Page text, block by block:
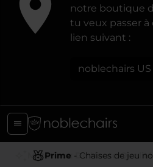
notre boutique
tu veux passer à
lien suivant :
noblechairs US
Prime - Chaises de jeu